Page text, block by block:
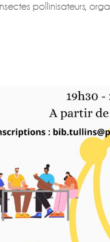
pollinisateurs,